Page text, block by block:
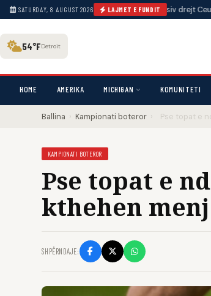
SATURDAY, 8 AUGUST 2026 LAJMET E FUNDIT
sociale për një tjetër kalim masiv drejt Ceuta •
54°FDetroit
HOME AMERIKA MICHIGAN KOMUNITETI
Ballina › Kampionati boteror › Pse topat e
KAMPIONATI BOTEROR
Pse topat e
kthehen
SHPËRNDAJE: